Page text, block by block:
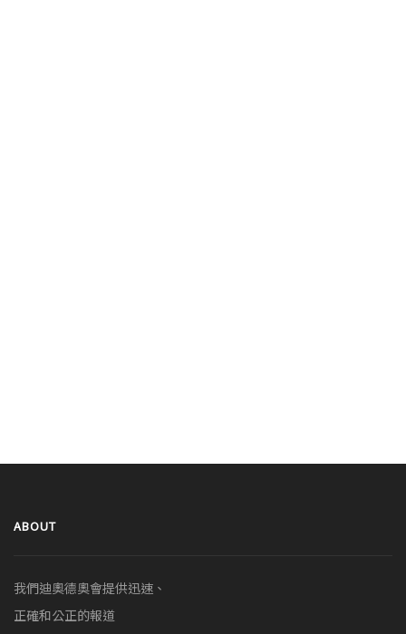
ABOUT
我們迪奧德奧會提供迅速、
正確和公正的報道